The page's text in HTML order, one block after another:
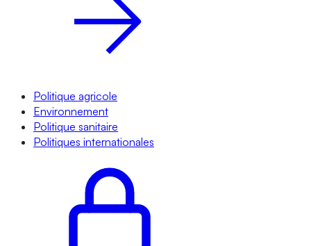
Politique agricole
Environnement
Politique sanitaire
Politiques internationales